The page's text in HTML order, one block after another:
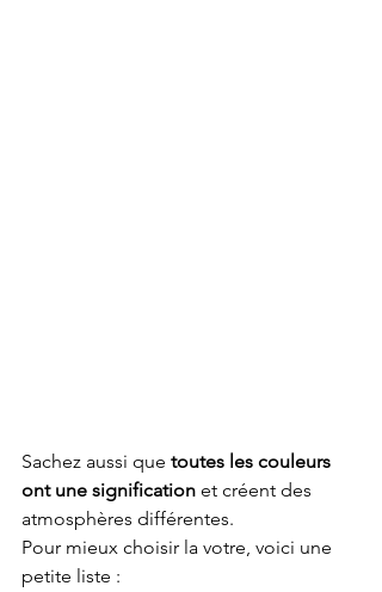
Sachez aussi que toutes les couleurs
ont une signification et créent des
atmosphères différentes.
Pour mieux choisir la votre, voici une
petite liste :